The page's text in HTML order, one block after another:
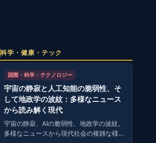
科学・健康・テック
国際・科学・テクノロジー
宇宙の静寂と人工知能の脆弱性、そ
して地政学の波紋：多様なニュース
から読み解く現代
宇宙の静寂、AIの脆弱性、地政学の波紋。
多様なニュースから現代社会の複雑な様